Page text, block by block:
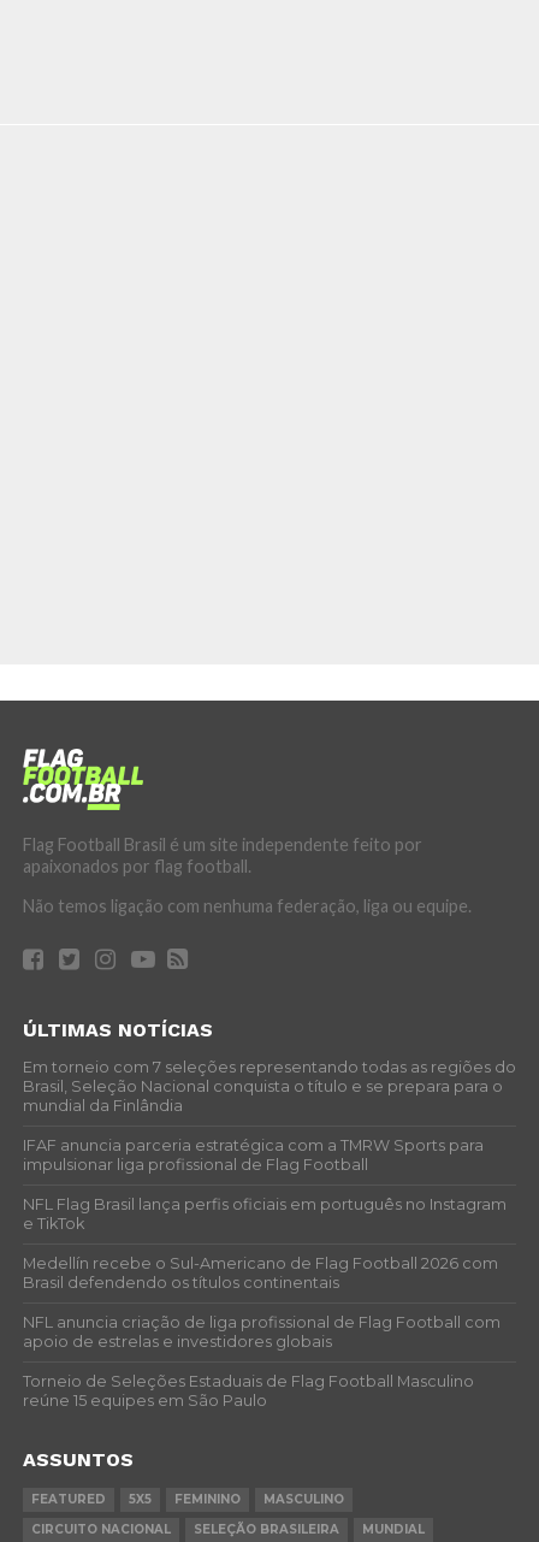
Flag Football Brasil é um site independente feito por
apaixonados por flag football.
Não temos ligação com nenhuma federação, liga ou equipe.
ÚLTIMAS NOTÍCIAS
Em torneio com 7 seleções representando todas as regiões do
Brasil, Seleção Nacional conquista o título e se prepara para o
mundial da Finlândia
IFAF anuncia parceria estratégica com a TMRW Sports para
impulsionar liga profissional de Flag Football
NFL Flag Brasil lança perfis oficiais em português no Instagram
e TikTok
Medellín recebe o Sul-Americano de Flag Football 2026 com
Brasil defendendo os títulos continentais
NFL anuncia criação de liga profissional de Flag Football com
apoio de estrelas e investidores globais
Torneio de Seleções Estaduais de Flag Football Masculino
reúne 15 equipes em São Paulo
ASSUNTOS
FEATURED 5X5 FEMININO
MASCULINO
CIRCUITO NACIONAL
SELEÇÃO BRASILEIRA MUNDIAL